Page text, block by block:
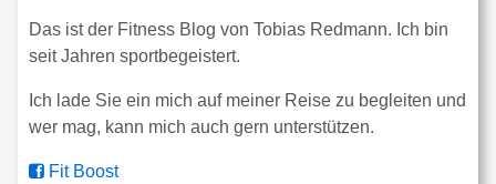
Das ist der Fitness Blog von Tobias Redmann. Ich bin
seit Jahren sportbegeistert.
Ich lade Sie ein mich auf meiner Reise zu begleiten und
wer mag, kann mich auch gern unterstützen.
Fit Boost